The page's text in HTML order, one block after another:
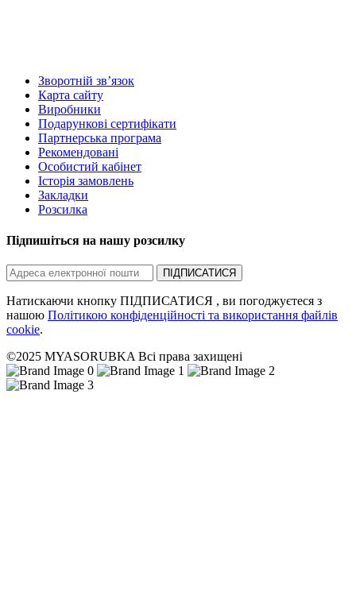
Зворотній зв’язок
Карта сайту
Виробники
Подарункові сертифікати
Партнерська програма
Рекомендовані
Особистий кабінет
Історія замовлень
Закладки
Розсилка
Підпишіться на нашу розсилку
ПІДПИСАТИСЯ
Натискаючи кнопку ПІДПИСАТИСЯ , ви погоджуєтеся з
нашою Політикою конфіденційності та використання файлів
cookie.
©2025 MYASORUBKA Всі права захищені